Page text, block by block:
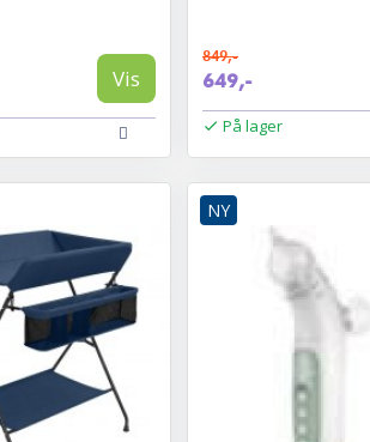
Vis
849,-
649,-
På lager
NY